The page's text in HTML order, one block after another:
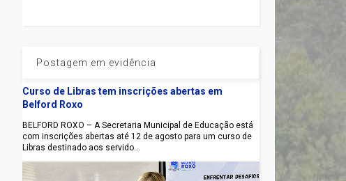
Postagem em evidência
Curso de Libras tem inscrições abertas em
Belford Roxo
BELFORD ROXO – A Secretaria Municipal de Educação está
com inscrições abertas até 12 de agosto para um curso de
Libras destinado aos servido...